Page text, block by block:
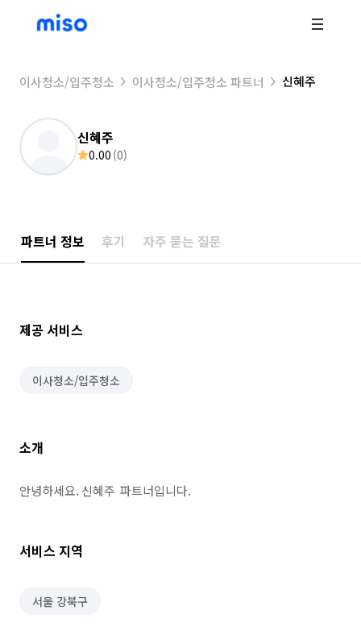
이사청소/입주청소 이사청소/입주청소 파트너 신혜주
신혜주
0.00 (0)
파트너 정보 후기 자주 묻는 질문
제공 서비스
이사청소/입주청소
소개
안녕하세요. 신혜주  파트너입니다.
서비스 지역
서울 강북구